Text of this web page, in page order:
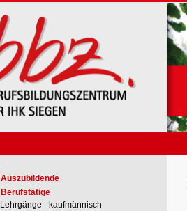
Auszubildende
Berufstätige
Lehrgänge - kaufmännisch